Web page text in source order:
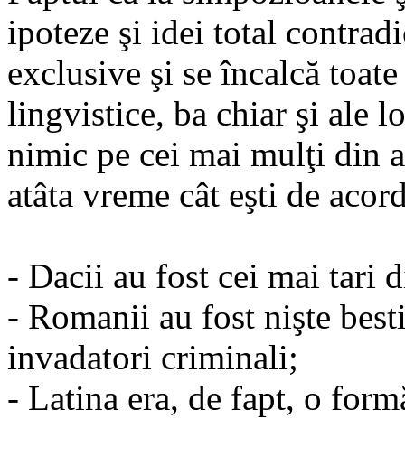
ipoteze şi idei total
exclusive şi se încalcă
lingvistice, ba chiar şi ale
nimic pe cei mai mulţi din
atâta vreme cât eşti de
- Dacii au fost cei mai tari
- Romanii au fost nişte
invadatori criminali;
- Latina era, de fapt, o